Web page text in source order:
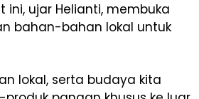
ujar Helianti, membuka
bahan-bahan lokal untuk
lokal, serta budaya kita